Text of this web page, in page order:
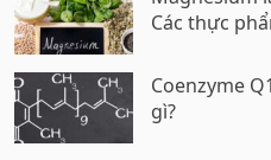
Các thực
Coenzyme
gì?